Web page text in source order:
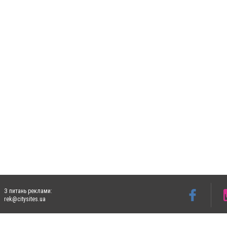
З питань реклами:
rek@citysites.ua